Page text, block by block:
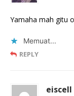
Yamaha mah gitu
Memuat...
REPLY
eiscell